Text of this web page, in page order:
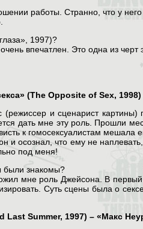
работы. Странно, что у
1997)?
впечатлен. Это одна из черт
(The Opposite of Sex,
и сценарист
дать мне эту роль. Прошли
к гомосексуалистам
и осознал, что ему не
под меня!
были знакомы?
мне роль Джейсона. В
Суть сцены была о
Summer, 1997) – «Макс